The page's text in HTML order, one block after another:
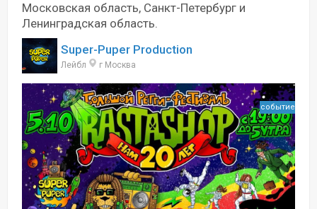
Московская область, Санкт-Петербург и
Ленинградская область.
Super-Puper Production
Лейбл г Москва
событие